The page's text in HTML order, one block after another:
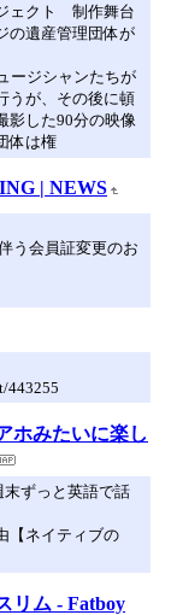
ェクト 制作舞台
の遺産管理団体が
ージシャンたちが
うが、その後に頓
影した90分の映像
体は権
| NEWS
う会員証変更のお
443255
ホみたいに楽し
末ずっと英語で話
【ネイティブの
リム - Fatboy